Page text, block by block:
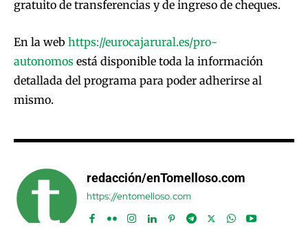
gratuito de transferencias y de ingreso de cheques.
En la web https://eurocajarural.es/pro-
autonomos está disponible toda la información
detallada del programa para poder adherirse al
mismo.
redacción/enTomelloso.com
https://entomelloso.com